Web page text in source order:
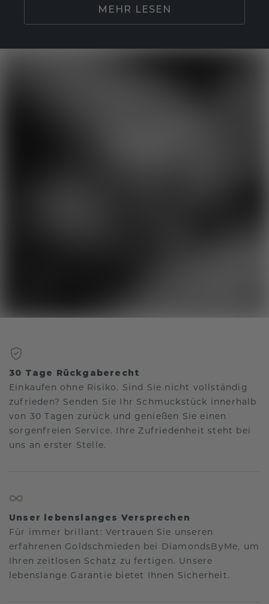
MEHR LESEN
30 Tage Rückgaberecht
Einkaufen ohne Risiko. Sind Sie nicht vollständig
zufrieden? Senden Sie Ihr Schmuckstück innerhalb
von 30 Tagen zurück und genießen Sie einen
sorgenfreien Service. Ihre Zufriedenheit steht bei
uns an erster Stelle.
Unser lebenslanges Versprechen
Für immer brillant: Vertrauen Sie unseren
erfahrenen Goldschmieden bei DiamondsByMe, um
Ihren zeitlosen Schatz zu fertigen. Unsere
lebenslange Garantie bietet Ihnen Sicherheit.